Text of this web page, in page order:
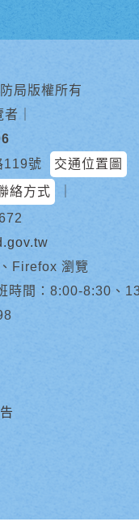
局版權所有
者
119號
交通位置圖
絡方式
Firefox 瀏覽
時間：8:00-8:30、